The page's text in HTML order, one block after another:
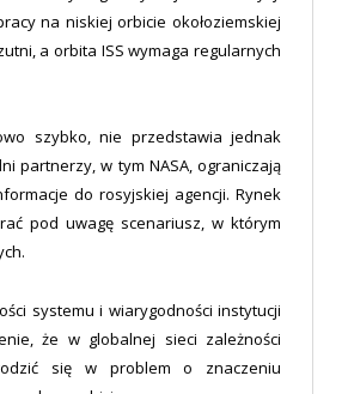
na niskiej orbicie okołoziemskiej
a orbita ISS wymaga regularnych
szybko, nie przedstawia jednak
partnerzy, w tym NASA, ograniczają
do rosyjskiej agencji. Rynek
pod uwagę scenariusz, w którym
systemu i wiarygodności instytucji
że w globalnej sieci zależności
się w problem o znaczeniu